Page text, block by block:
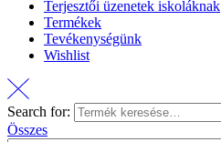
Terjesztői üzenetek iskoláknak
Termékek
Tevékenységünk
Wishlist
Search for:
Összes